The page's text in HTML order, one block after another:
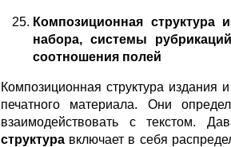
Композиционная
набора, системы
соотношения полей
Композиционная структура
печатного материала. Они
взаимодействовать с текстом.
структура включает в себя